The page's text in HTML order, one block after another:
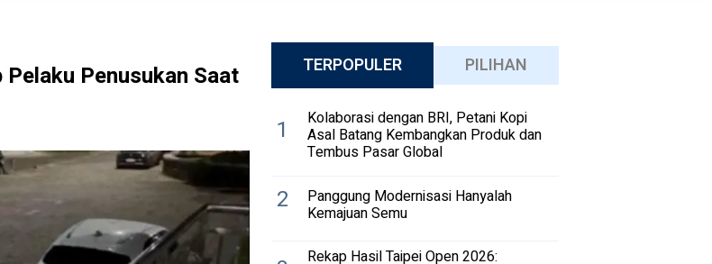
Penusukan Saat
TERPOPULER PILIHAN
1 Kolaborasi dengan BRI, Petani Kopi
Asal Batang Kembangkan Produk dan
Tembus Pasar Global
2 Panggung Modernisasi Hanyalah
Kemajuan Semu
Rekap Hasil Taipei Open 2026: